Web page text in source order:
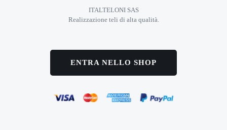
ITALTELONI SAS
Realizzazione teli di alta qualità.
ENTRA NELLO SHOP